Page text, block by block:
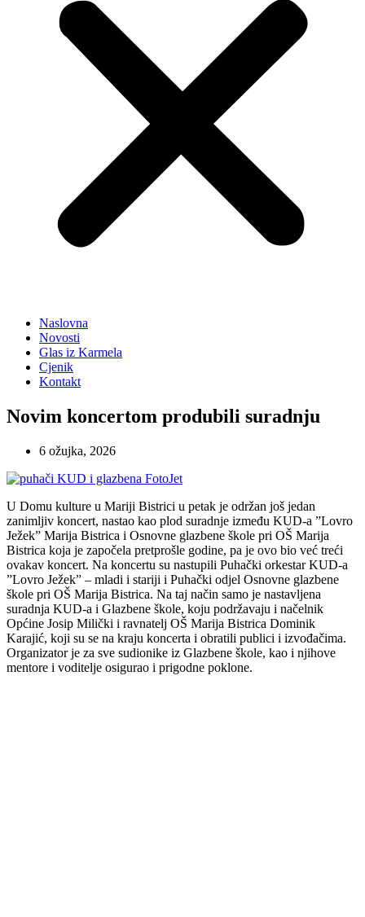
Naslovna
Novosti
Glas iz Karmela
Cjenik
Kontakt
Novim koncertom produbili suradnju
6 ožujka, 2026
U Domu kulture u Mariji Bistrici u petak je održan još jedan
zanimljiv koncert, nastao kao plod suradnje između KUD-a ”Lovro
Ježek” Marija Bistrica i Osnovne glazbene škole pri OŠ Marija
Bistrica koja je započela pretprošle godine, pa je ovo bio već treći
ovakav koncert. Na koncertu su nastupili Puhački orkestar KUD-a
”Lovro Ježek” – mladi i stariji i Puhački odjel Osnovne glazbene
škole pri OŠ Marija Bistrica. Na taj način samo je nastavljena
suradnja KUD-a i Glazbene škole, koju podržavaju i načelnik
Općine Josip Milički i ravnatelj OŠ Marija Bistrica Dominik
Karajić, koji su se na kraju koncerta i obratili publici i izvođačima.
Organizator je za sve sudionike iz Glazbene škole, kao i njihove
mentore i voditelje osigurao i prigodne poklone.